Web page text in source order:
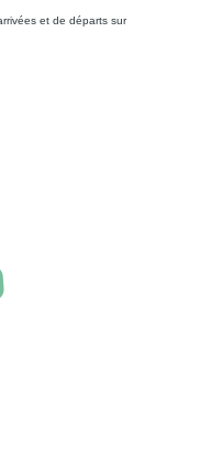
et de départs sur